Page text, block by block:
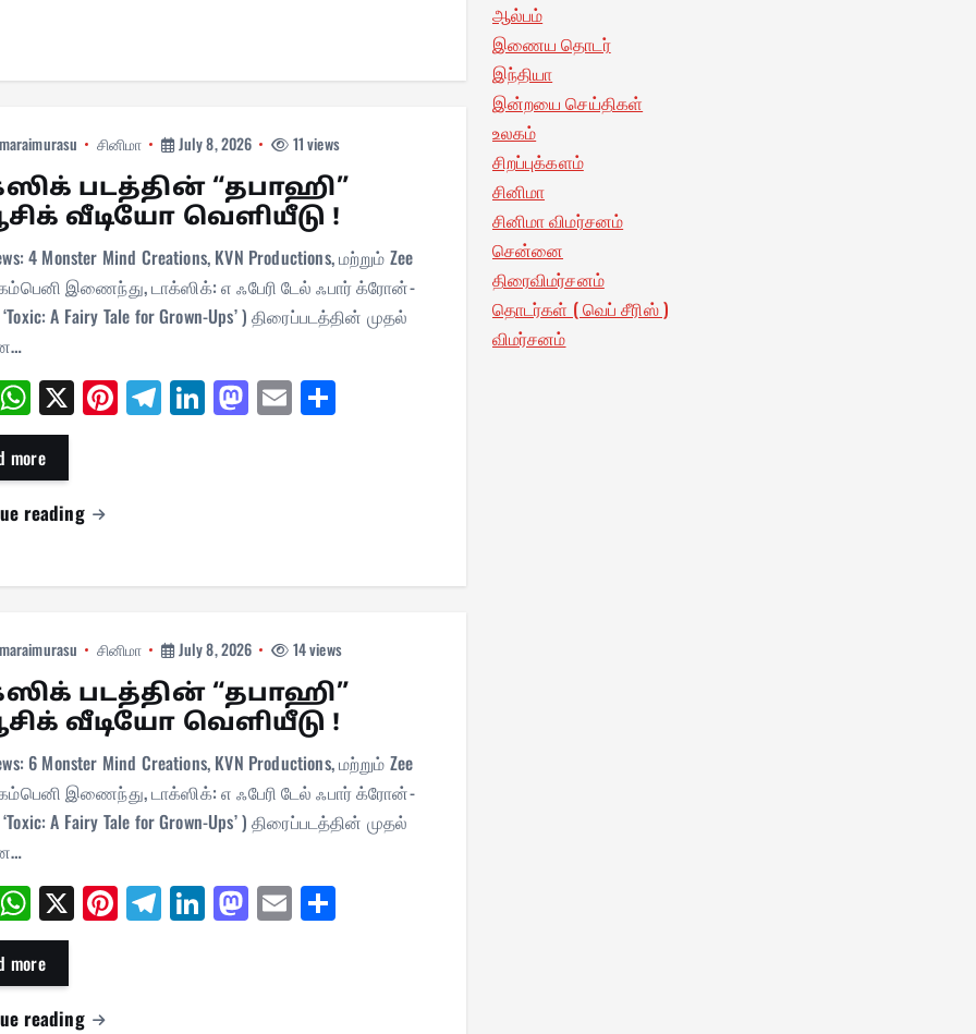
சினிமா July 8, 2026 11 views
படத்தின் “தபாஹி”
வீடியோ வெளியீடு !
4 Monster Mind Creations, KVN Productions, மற்றும் Zee
இணைந்து, டாக்ஸிக்: எ ஃபேரி டேல் ஃபார் க்ரோன்-
A Fairy Tale for Grown-Ups’ ) திரைப்படத்தின் முதல்
W
ha
ts
A
pp
X Pi
nt
Te
le
Li
nk
M
as
E
m
more
reading
சினிமா July 8, 2026 14 views
படத்தின் “தபாஹி”
வீடியோ வெளியீடு !
6 Monster Mind Creations, KVN Productions, மற்றும் Zee
இணைந்து, டாக்ஸிக்: எ ஃபேரி டேல் ஃபார் க்ரோன்-
A Fairy Tale for Grown-Ups’ ) திரைப்படத்தின் முதல்
W
ha
ts
A
X Pi
nt
Te
le
Li
nk
M
as
E
m
more
reading
ஆல்பம்
இணைய தொடர்
இந்தியா
இன்றயை செய்திகள்
உலகம்
சிறப்புக்களம்
சினிமா
சினிமா விமர்சனம்
சென்னை
திரைவிமர்சனம்
தொடர்கள் ( வெப் சீரிஸ் )
விமர்சனம்